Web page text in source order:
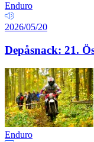
Enduro
2026/05/20
Depåsnack: 21.
Enduro